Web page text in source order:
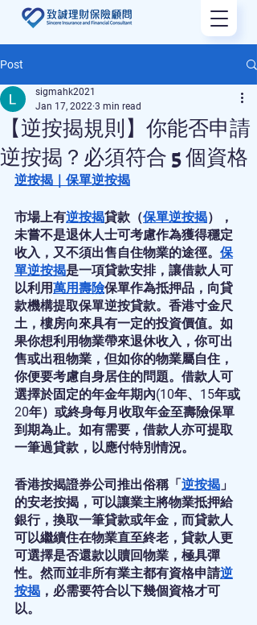
Post
【逆按揭規則】你能否申請
逆按揭？必須符合 5 個資格
sigmahk2021
Jan 17, 2022 3 min read
逆按揭 ｜ 保單逆按揭
市場上有逆按揭貸款（保單逆按揭），
未嘗不是退休人士可考慮作為獲得穩定
收入，又不須出售自住物業的途徑。 保
單逆按揭是一項貸款安排，讓借款人可
以利用萬用壽險保單作為抵押品，向貸
款機構提取保單逆按貸款。香港寸金尺
土，樓房向來具有一定的投資價值。如
果你想利用物業帶來退休收入，你可出
售或出租物業，但如你的物業屬自住，
你便要考慮自身居住的問題。借款人可
選擇於固定的年金年期內(10年、15年或
20年）或終身每月收取年金至壽險保單
到期為止。如有需要，借款人亦可提取
一筆過貸款，以應付特別情況。
香港按揭證券公司推出俗稱「逆按揭 」
的安老按揭，可以讓業主將物業抵押給
銀行，換取一筆貸款或年金，而貸款人
可以繼續住在物業直至終老，貸款人更
可選擇是否還款以贖回物業，極具彈
性。然而並非所有業主都有資格申請逆
按揭 ，必需要符合以下幾個資格才可
以。